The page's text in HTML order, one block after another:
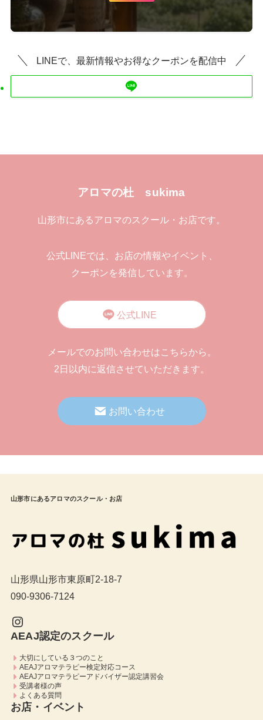
LINEで、最新情報やお得なクーポンを配信中
アロマの杜 sukima
山形市にあるアロマのスクール・お店です。
公式LINEでは、お店の情報やイベント、
クーポンを発信しています。
公式LINE
メールでのお問い合わせはこちらから。
2日以内に返信させていただきます。
お問い合わせ
山形市にあるアロマのスクール・お店
山形県山形市東原町2-18-7
090-9306-7124
Instagram
AEAJ認定のスクール
大切にしている３つのこと
AEAJアロマテラピー検定対応コース
AEAJアロマテラピーアドバイザー認定講習会
受講者様の声
よくある質問
お店・イベント